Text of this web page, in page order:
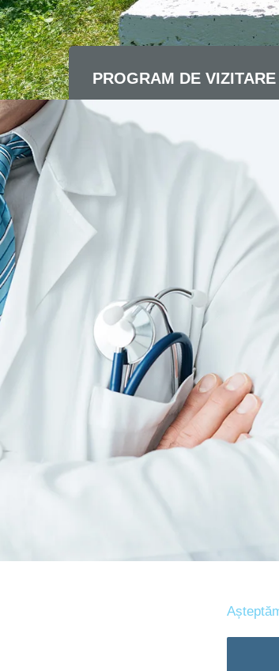
PROGRAM DE VIZITARE
LUNI - VINERI